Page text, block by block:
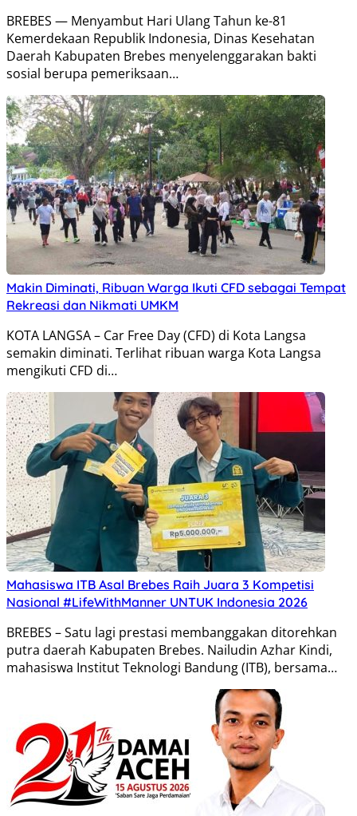
BREBES — Menyambut Hari Ulang Tahun ke-81
Kemerdekaan Republik Indonesia, Dinas Kesehatan
Daerah Kabupaten Brebes menyelenggarakan bakti
sosial berupa pemeriksaan…
Makin Diminati, Ribuan Warga Ikuti CFD sebagai Tempat
Rekreasi dan Nikmati UMKM
KOTA LANGSA – Car Free Day (CFD) di Kota Langsa
semakin diminati. Terlihat ribuan warga Kota Langsa
mengikuti CFD di…
Mahasiswa ITB Asal Brebes Raih Juara 3 Kompetisi
Nasional #LifeWithManner UNTUK Indonesia 2026
BREBES – Satu lagi prestasi membanggakan ditorehkan
putra daerah Kabupaten Brebes. Nailudin Azhar Kindi,
mahasiswa Institut Teknologi Bandung (ITB), bersama…